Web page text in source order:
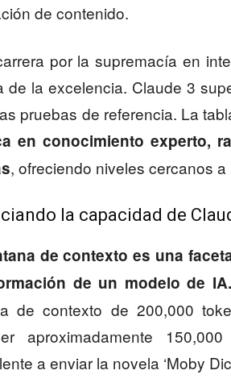
de contenido.
por la supremacía en
de la excelencia. Claude 3
pruebas de referencia. La
en conocimiento experto,
, ofreciendo niveles cercanos
la capacidad de
de contexto es una
de un modelo de IA.
de contexto de 200,000
aproximadamente
a enviar la novela ‘Moby